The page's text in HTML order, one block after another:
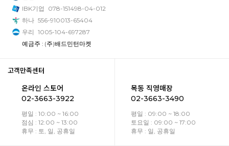
IBK기업
078-151498-04-012
하나 556-910013-65404
우리 1005-104-697287
예금주 : (주)배드민턴마켓
고객만족센터
온라인 스토어
02-3663-3922
평일 : 10:00 ~ 16:00
점심 : 12:00 ~ 13:00
휴무 : 토, 일, 공휴일
목동 직영매장
02-3663-3490
평일 : 09:00 ~ 18:00
토요일 : 09:00 ~ 17:00
휴무 : 일, 공휴일